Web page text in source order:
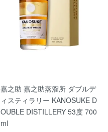
嘉之助 嘉之助蒸溜所 ダブルデ
ィスティラリー KANOSUKE D
OUBLE DISTILLERY 53度 700
ml